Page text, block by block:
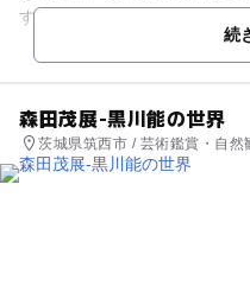
す。会期中、一部の祝日は開
す。 出展者例: 北大路魯山...
続
森田茂展-黒川能の世界
茨城県筑西市 / 芸術鑑賞・自然